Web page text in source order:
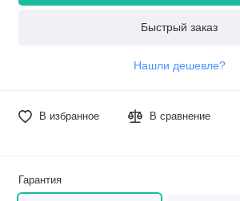
Быстрый заказ
Нашли дешевле?
В избранное В сравнение
Гарантия